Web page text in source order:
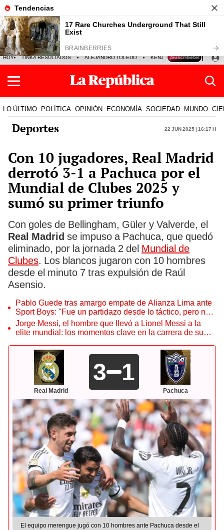
HOY TINKA RESULTADOS ALEJANDRO TOLEDO KENJI FUJIMORI PRECIO
LO ÚLTIMO POLÍTICA OPINIÓN ECONOMÍA SOCIEDAD MUNDO
Deportes 22 Jun 2025 | 16:17 h
Con 10 jugadores, Real Madrid
derrotó 3-1 a Pachuca por el
Mundial de Clubes 2025 y
sumó su primer triunfo
Con goles de Bellingham, Güler y Valverde, el
Real Madrid se impuso a Pachuca, que quedó
eliminado, por la jornada 2 del Mundial de
Clubes. Los blancos jugaron con 10 hombres
desde el minuto 7 tras expulsión de Raúl
Asensio.
Pablo Guede tras amargo empate de Alianza Lima ante
Sport Boys: "Fue un partidazo desde lo táctico, pero no
jugamos bien"
Jorge Messi, el hombre que llevó a Lionel Messi a la
elite mundial: los momentos clave en la carrera de su
Real Madrid
3 1
Pachuca
El equipo merengue jugó con 10 hombres ante Pachuca desde el